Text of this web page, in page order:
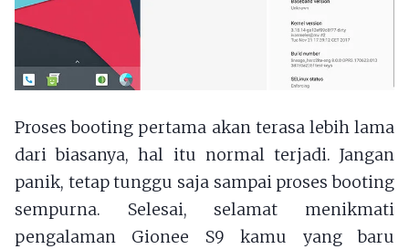
Proses booting pertama akan terasa lebih lama
dari biasanya, hal itu normal terjadi. Jangan
panik, tetap tunggu saja sampai proses booting
sempurna. Selesai, selamat menikmati
pengalaman Gionee S9 kamu yang baru